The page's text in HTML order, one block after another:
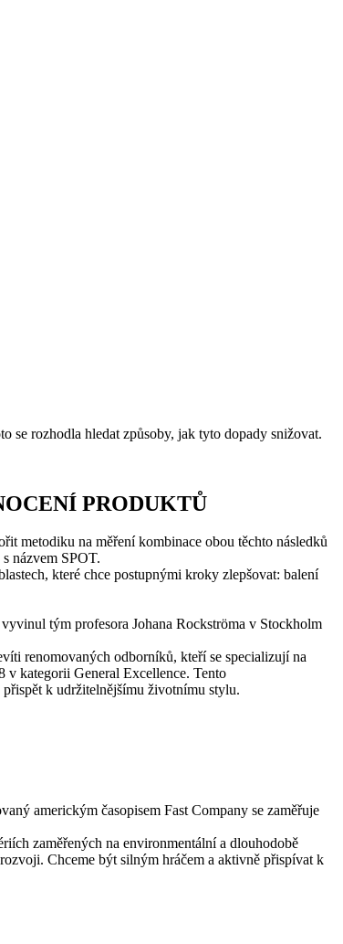
se rozhodla hledat způsoby, jak tyto dopady snižovat.
PRODUKTŮ
metodiku na měření kombinace obou těchto následků
názvem SPOT.
které chce postupnými kroky zlepšovat: balení
tým profesora Johana Rockströma v Stockholm
renomovaných odborníků, kteří se specializují na
kategorii General Excellence. Tento
k udržitelnějšímu životnímu stylu.
americkým časopisem Fast Company se zaměřuje
zaměřených na environmentální a dlouhodobě
Chceme být silným hráčem a aktivně přispívat k